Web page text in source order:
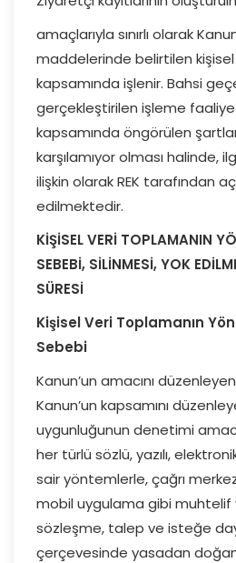
amaçlarıyla sınırlı olarak
maddelerinde belirtilen
kapsamında işlenir. Bahsi
gerçekleştirilen işleme
kapsamında öngörülen
karşılamıyor olması halinde,
ilişkin olarak REK tarafından
edilmektedir.
KİŞİSEL VERİ TOPLAMANIN
SEBEBİ, SİLİNMESİ, YOK
SÜRESİ
Kişisel Veri Toplamanın
Sebebi
Kanun’un amacını
Kanun’un kapsamını
uygunluğunun denetimi
her türlü sözlü, yazılı,
sair yöntemlerle, çağrı
mobil uygulama gibi muhtelif
sözleşme, talep ve isteğe
çerçevesinde yasadan doğan